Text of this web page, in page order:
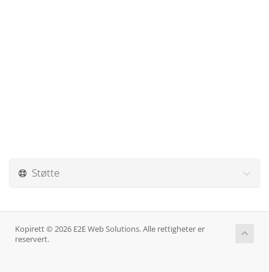
Støtte
Kopirett © 2026 E2E Web Solutions. Alle rettigheter er
reservert.